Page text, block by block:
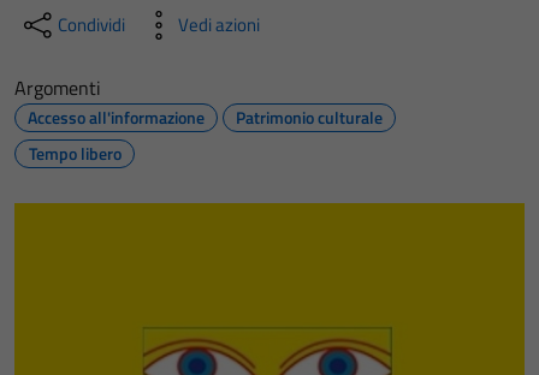
Condividi Vedi azioni
Argomenti
Accesso all'informazione
Patrimonio culturale
Tempo libero